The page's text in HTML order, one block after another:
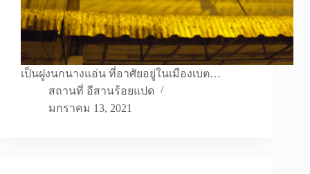
เป็นฝูงนกนางแอ่น ที่อาศัยอยู่ในเมืองเบต…
สถานที่ อีสานร้อยแปด
มกราคม 13, 2021